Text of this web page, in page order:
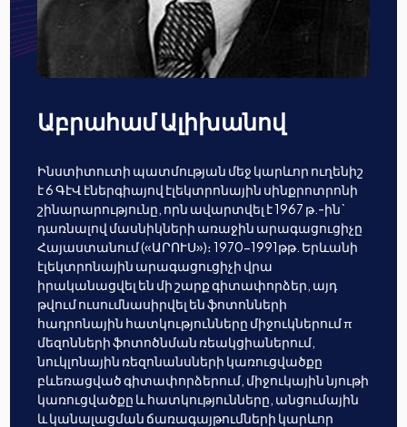
Աբրահամ Ալիխանով
Ինստիտուտի պատմության մեջ կարևոր ուղենիշ
է 6 ԳէՎ էներգիայով էլեկտրոնային սինքրոտրոնի
շինարարությունը, որն ավարտվել է 1967 թ.-ին`
դառնալով մասնիկների առաջին արագացուցիչը
Հայաստանում («ԱՐՈՒՍ»)։ 1970-1991թթ. Երևանի
էլեկտրոնային արագացուցիչի վրա
իրականացվել են մի շարք գիտափորձեր, այդ
թվում ուսումնասիրվել են ֆոտոնների
հադրոնային հատկությունները միջուկներում π
մեզոնների ֆոտոծնման ռեակցիաներում,
նուկլոնային ռեզոնանսների կառուցվածքը
բևեռացված գիտափորձերում, միջուկային նյութի
կառուցվածքը և հատկությունները, անցումային
և կանալացման ճառագայթումների կարևոր